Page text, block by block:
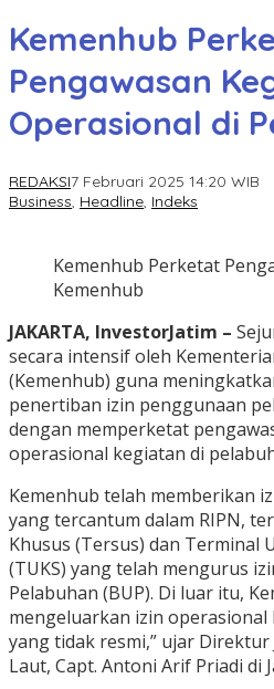
Kemenhub
Pengawasan
Operasional di
REDAKSI7 Februari 2025 14:20 WIB
Business, Headline, Indeks
Kemenhub Perketat
Kemenhub
JAKARTA, InvestorJatim –
secara intensif oleh
(Kemenhub) guna
penertiban izin penggunaan
dengan memperketat
operasional kegiatan di
Kemenhub telah memberikan
yang tercantum dalam RIPN,
Khusus (Tersus) dan Terminal
(TUKS) yang telah mengurus
Pelabuhan (BUP). Di luar itu,
mengeluarkan izin
yang tidak resmi,” ujar
Laut, Capt. Antoni Arif Priadi di